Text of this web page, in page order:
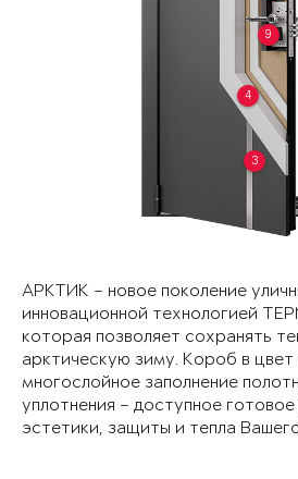
3
4
9
АРКТИК – новое поколение
инновационной технологией
которая позволяет сохранять
арктическую зиму. Короб в цвет
многослойное заполнение
уплотнения – доступное
эстетики, защиты и тепла